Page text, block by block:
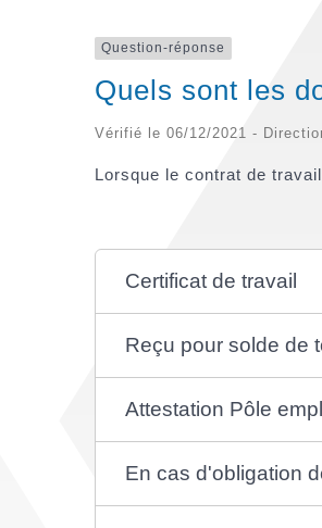
Question-réponse
Quels sont les
Vérifié le 06/12/2021 -
Lorsque le contrat de
Certificat de travail
Reçu pour solde de
Attestation Pôle
En cas d'obligation